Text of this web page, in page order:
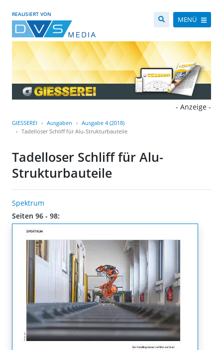
REALISIERT VON
MENÜ
- Anzeige -
GIESSEREI Ausgaben
Ausgabe 4 (2018)
Tadelloser Schliff für Alu-Strukturbauteile
Tadelloser Schliff für Alu-
Strukturbauteile
Spektrum
Seiten 96 - 98: